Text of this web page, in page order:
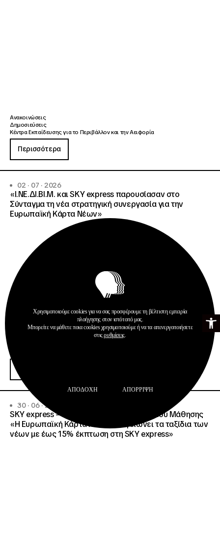
Ανοίξτε
Ανακοινώσεις
Δημοσιεύσεις
Κέντρα Εκπαίδευσης για το Περιβάλλον και την Αειφορία
Περισσότερα
02 · 07 · 2026
«Ι.ΝΕ.ΔΙ.ΒΙ.Μ. και SKY express παρουσίασαν στο
Σύνταγμα τη νέα στρατηγική συνεργασία για την
Ευρωπαϊκή Κάρτα Νέων»
30 · 06 · 2026
SKY express – Ίδρυμα Νεολαίας και Διά Βίου Μάθησης
«Η Ευρωπαϊκή Κάρτα Νέων απογειώνει τα ταξίδια των
νέων με έως 15% έκπτωση στη SKY express»
Χρησιμοποιούμε cookies για να σας προσφέρουμε τη βέλτιστη εμπειρία
πλοήγησης στον ιστότοπό μας.
Μπορείτε να μάθετε ποια cookies χρησιμοποιούμε ή να τα απενεργοποιήσετε
στιςρυθμίσεις.
ΑΠΟΔΟΧΉ ΑΠΌΡΡΙΨΗ